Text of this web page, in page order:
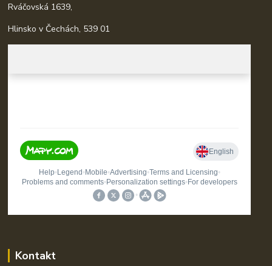
Rváčovská 1639,
Hlinsko v Čechách, 539 01
Kontakt